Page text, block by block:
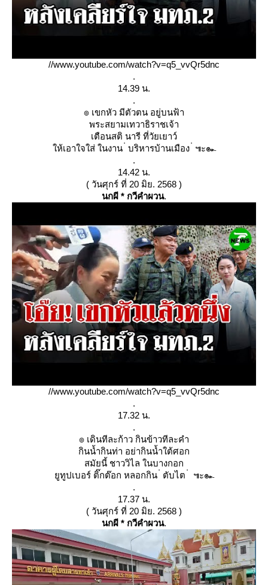
//www.youtube.com/watch?v=q5_vvQr5dnc
.
14.39 น.
.
๏ เขกหัว มีตัวตน อยู่บนฟ้า
พระสยามเทวาธิราชเจ้า
เตือนสติ นารี ที่วัยเยาว์
ห้เอาใจใส่ ในงาน ่ บริหารบ้านเมือง ่ ๚ะ๛
.
14.42 น.
( วันศุกร์ ที่ 20 มิย. 2568 )
นกผี * กวีคำผวน.
//www.youtube.com/watch?v=q5_vvQr5dnc
.
17.32 น.
.
๏ เดินทีละก้าว กินข้าวทีละคำ
กินน้ำกินท่า อย่ากินน้ำใต้ศอก
สมัยนี้ ชาววิไล ในบางกอก
ูทูปเบอร์ ติ๊กต๊อก หลอกกิน ่ ตับไต ่ ๚ะ๛
.
17.37 น.
( วันศุกร์ ที่ 20 มิย. 2568 )
นกผี * กวีคำผวน.